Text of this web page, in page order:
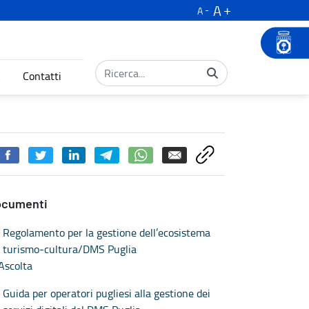
A
A
Contatti
Regolamento per la gestione dell’ecosistema
turismo-cultura/DMS Puglia
Guida per operatori pugliesi alla gestione dei